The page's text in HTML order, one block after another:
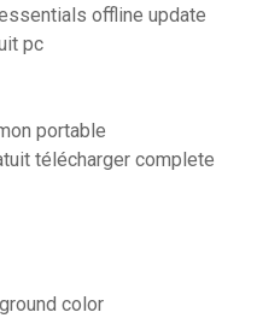
offline update
pc
portable
télécharger complete
color